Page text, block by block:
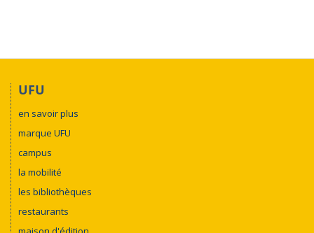
UFU
en savoir plus
marque UFU
campus
la mobilité
les bibliothèques
restaurants